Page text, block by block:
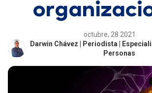
octubre, 28 2021 ·
Darwin Chávez | Periodista |
Personas